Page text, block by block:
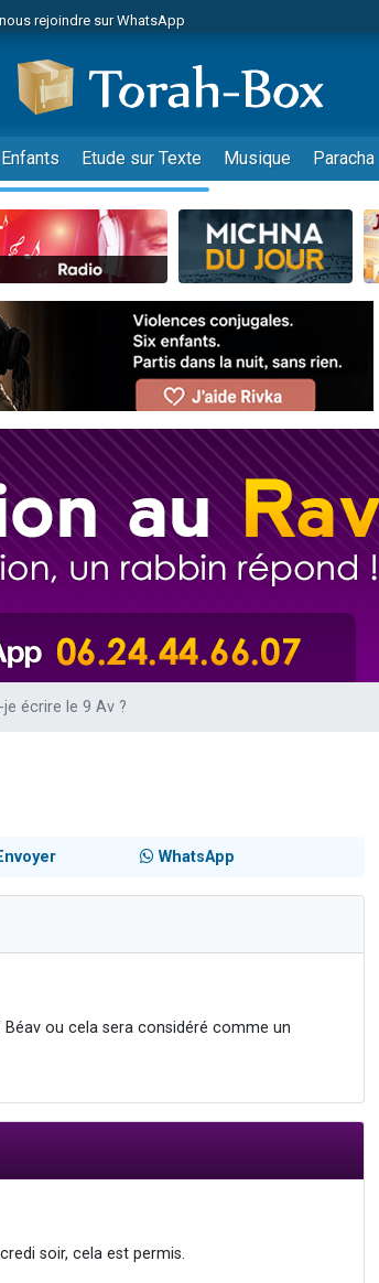
rejoindre sur WhatsApp
de faire un don pour Événements Torah-Box
de faire un don pour Tsédaka : pauvres d'Israel
rejoindre sur WhatsApp
demander une bénédiction
faire un don pour Diane, 80 ans, dans un appartement
étudier en groupe sur Zoom
rejoindre sur WhatsApp
demander une bénédiction
étudier en groupe sur Zoom
rejoindre sur WhatsApp
rejoindre sur WhatsApp
faire un don pour Reloger Rivka, 6 enfants, victime de
faire un don pour 1 Journée de Vacances Pour les
demander une bénédiction
étudier en groupe sur Zoom
Enfants Etude sur Texte Musique Paracha
écrire le 9 Av ?
WhatsApp
ou cela sera considéré comme un
soir, cela est permis.